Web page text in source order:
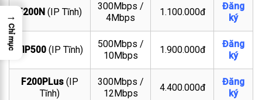
F200N (IP Tĩnh)
300Mbps /
4Mbps
1.100.000đ
Đăng
ký
VIP500 (IP Tĩnh)
500Mbps /
10Mbps
1.900.000đ
Đăng
ký
F200PLus (IP
Tĩnh)
300Mbps /
12Mbps
4.400.000đ
Đăng
ký
→
Chỉ mục